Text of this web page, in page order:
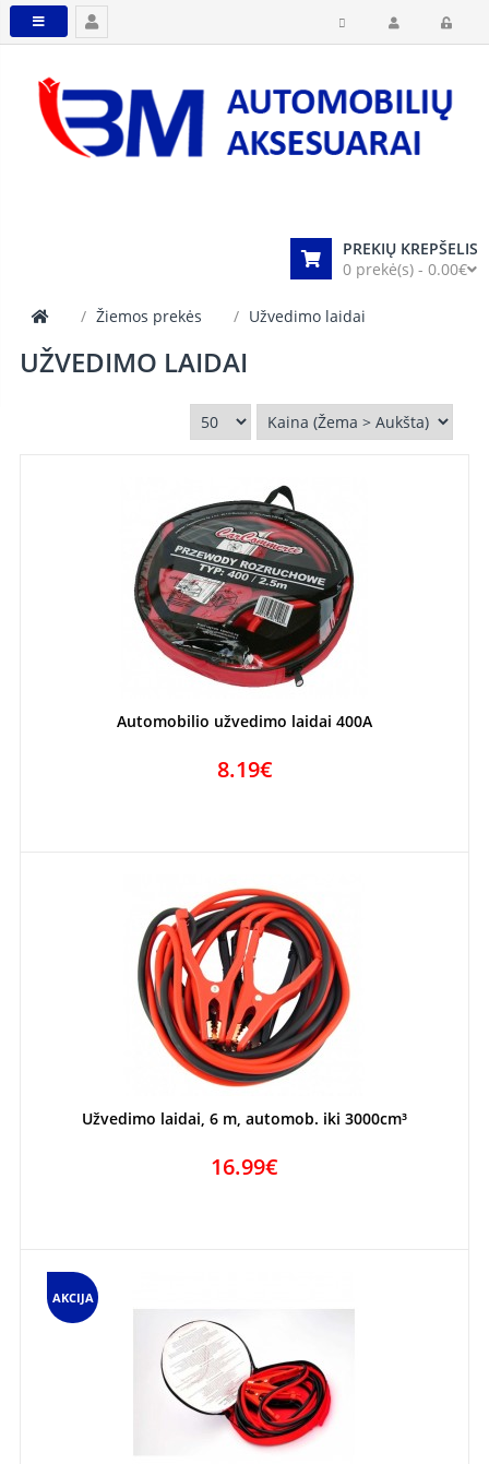
PREKIŲ KREPŠELIS
0 prekė(s) - 0.00€
Žiemos prekės Užvedimo laidai
UŽVEDIMO LAIDAI
Automobilio užvedimo laidai 400A
8.19€
Užvedimo laidai, 6 m, automob. iki 3000cm³
16.99€
AKCIJA